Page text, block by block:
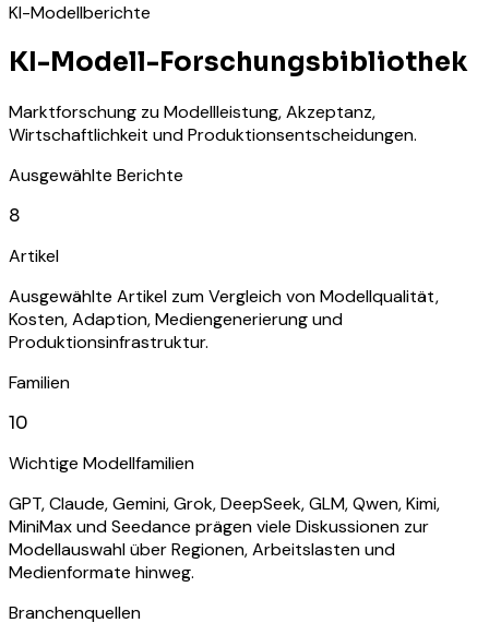
KI-Modellberichte
KI-Modell-Forschungsbibliothek
Marktforschung zu Modellleistung, Akzeptanz,
Wirtschaftlichkeit und Produktionsentscheidungen.
Ausgewählte Berichte
8
Artikel
Ausgewählte Artikel zum Vergleich von Modellqualität,
Kosten, Adaption, Mediengenerierung und
Produktionsinfrastruktur.
Familien
10
Wichtige Modellfamilien
GPT, Claude, Gemini, Grok, DeepSeek, GLM, Qwen, Kimi,
MiniMax und Seedance prägen viele Diskussionen zur
Modellauswahl über Regionen, Arbeitslasten und
Medienformate hinweg.
Branchenquellen